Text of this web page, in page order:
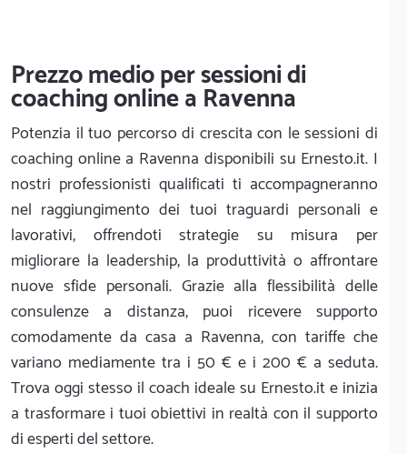
Prezzo medio per sessioni di
coaching online a Ravenna
Potenzia il tuo percorso di crescita con le sessioni di
coaching online a Ravenna disponibili su Ernesto.it. I
nostri professionisti qualificati ti accompagneranno
nel raggiungimento dei tuoi traguardi personali e
lavorativi, offrendoti strategie su misura per
migliorare la leadership, la produttività o affrontare
nuove sfide personali. Grazie alla flessibilità delle
consulenze a distanza, puoi ricevere supporto
comodamente da casa a Ravenna, con tariffe che
variano mediamente tra i 50 € e i 200 € a seduta.
Trova oggi stesso il coach ideale su Ernesto.it e inizia
a trasformare i tuoi obiettivi in realtà con il supporto
di esperti del settore.